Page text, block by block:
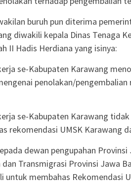
buruh pun diterima
diwakili kepala Dinas Tenaga
II Hadis Herdiana yang isinya:
se-Kabupaten Karawang
penolakan/
se-Kabupaten Karawang
rekomendasi UMSK Karawang
dewan pengupahan
dan Transmigrasi Provinsi Jawa
untuk membahas Rekomendasi